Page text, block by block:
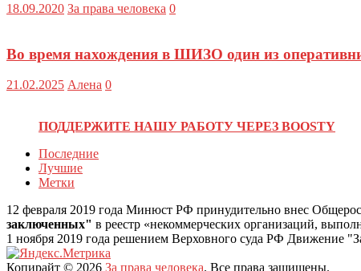
18.09.2020 За права человека 0
Во время нахождения в ШИЗО один из
21.02.2025 Алена 0
ПОДДЕРЖИТЕ НАШУ РАБОТУ ЧЕРЕЗ BOOSTY
Последние
Лучшие
Метки
12 февраля 2019 года Минюст РФ принудительно внес
заключенных" в реестр «некоммерческих организаций,
1 ноября 2019 года решением Верховного суда РФ Движение
Копирайт © 2026 За права человека. Все права защищены.